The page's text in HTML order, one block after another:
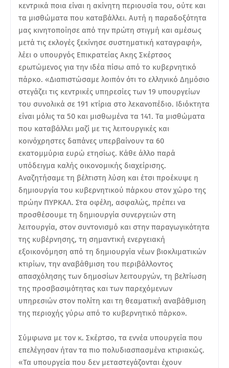
κεντρικά ποια είναι η ακίνητη περιουσία του, ούτε και
τα μισθώματα που καταβάλλει. Αυτή η παραδοξότητα
μας κινητοποίησε από την πρώτη στιγμή και αμέσως
μετά τις εκλογές ξεκίνησε συστηματική καταγραφή»,
λέει ο υπουργός Επικρατείας Ακης Σκέρτσος
ερωτώμενος για την ιδέα πίσω από το κυβερνητικό
πάρκο. «Διαπιστώσαμε λοιπόν ότι το ελληνικό Δημόσιο
στεγάζει τις κεντρικές υπηρεσίες των 19 υπουργείων
του συνολικά σε 191 κτίρια στο λεκανοπέδιο. Ιδιόκτητα
είναι μόλις τα 50 και μισθωμένα τα 141. Τα μισθώματα
που καταβάλλει μαζί με τις λειτουργικές και
κοινόχρηστες δαπάνες υπερβαίνουν τα 60
εκατομμύρια ευρώ ετησίως. Κάθε άλλο παρά
υπόδειγμα καλής οικονομικής διαχείρισης.
Αναζητήσαμε τη βέλτιστη λύση και έτσι προέκυψε η
δημιουργία του κυβερνητικού πάρκου στον χώρο της
πρώην ΠΥΡΚΑΛ. Στα οφέλη, ασφαλώς, πρέπει να
προσθέσουμε τη δημιουργία συνεργειών στη
λειτουργία, στον συντονισμό και στην παραγωγικότητα
της κυβέρνησης, τη σημαντική ενεργειακή
εξοικονόμηση από τη δημιουργία νέων βιοκλιματικών
κτιρίων, την αναβάθμιση του περιβάλλοντος
απασχόλησης των δημοσίων λειτουργών, τη βελτίωση
της προσβασιμότητας και των παρεχόμενων
υπηρεσιών στον πολίτη και τη θεαματική αναβάθμιση
της περιοχής γύρω από το κυβερνητικό πάρκο».
Σύμφωνα με τον κ. Σκέρτσο, τα εννέα υπουργεία που
επελέγησαν ήταν τα πιο πολυδιασπασμένα κτιριακώς.
«Τα υπουργεία που δεν μεταστεγάζονται έχουν